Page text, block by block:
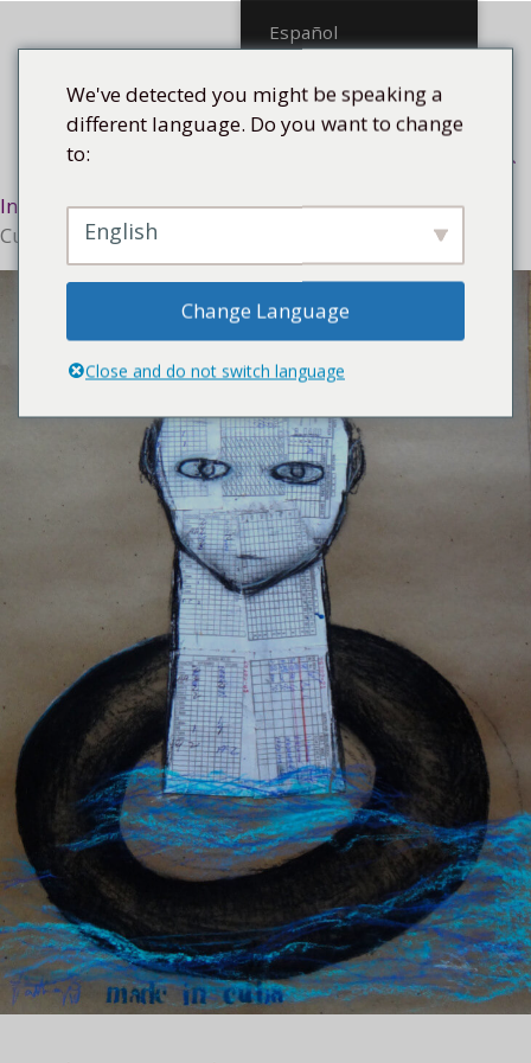
Menú
Inicio /Tecnología/La técnica del collage/ Hecho en
Cuba, 2017
Español
We've detected you might be speaking a
different language. Do you want to change
to:
English
Change Language
Close and do not switch language